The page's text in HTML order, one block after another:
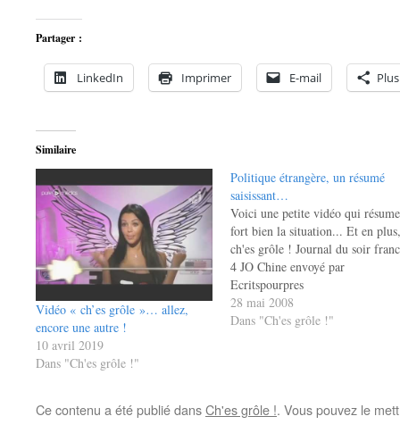
Partager :
LinkedIn Imprimer E-mail Plus
Similaire
Vidéo « ch’es grôle »… allez,
encore une autre !
10 avril 2019
Dans "Ch'es grôle !"
Politique étrangère, un résumé
saisissant…
Voici une petite vidéo qui résume
fort bien la situation... Et en plus,
ch'es grôle ! Journal du soir
4 JO Chine envoyé par
Ecritspourpres
28 mai 2008
Dans "Ch'es grôle !"
Ce contenu a été publié dansCh'es grôle !. Vous pouvez le